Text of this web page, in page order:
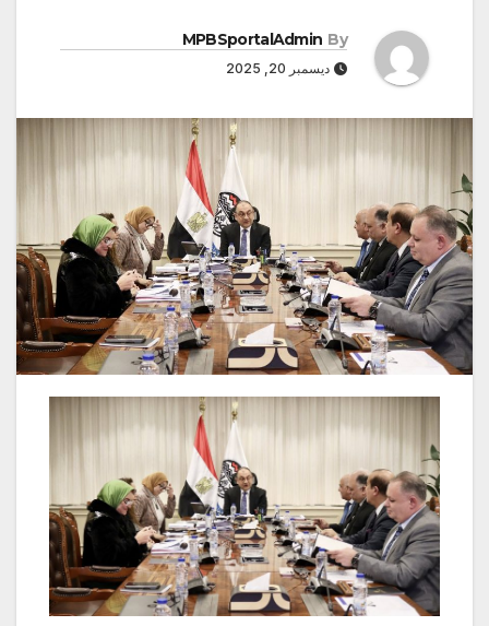
By
MPBSportalAdmin
ديسمبر 20, 2025